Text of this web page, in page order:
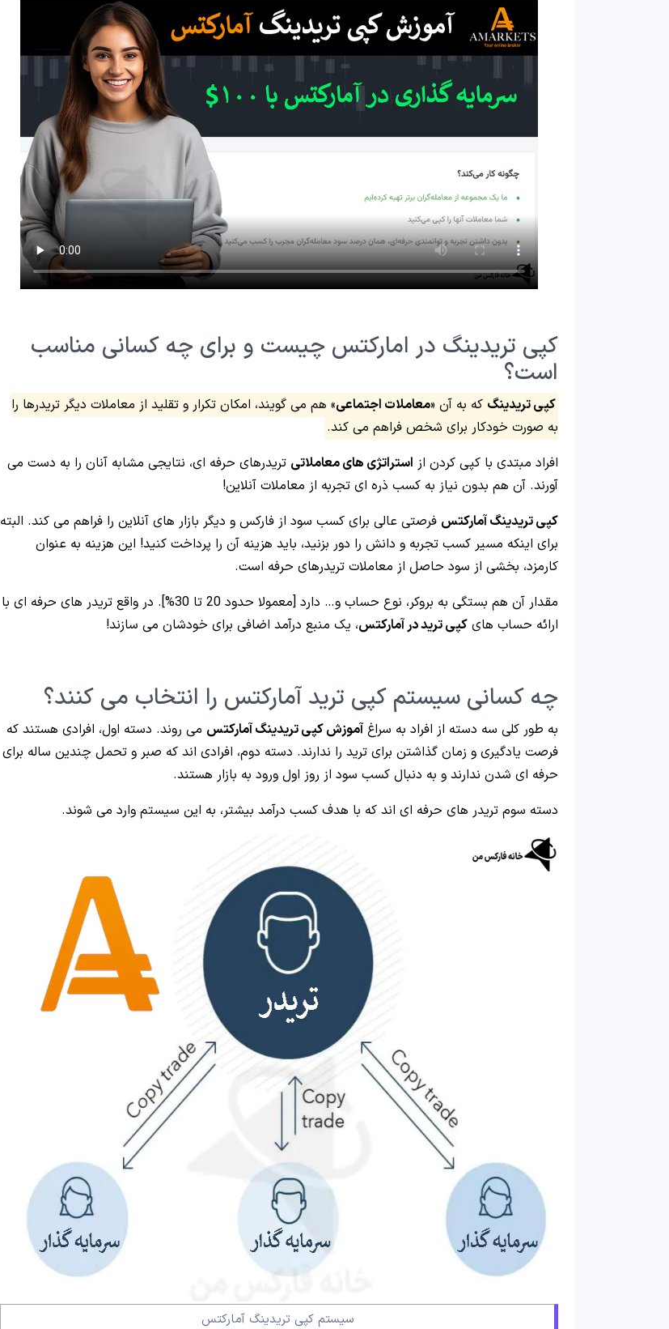
کپی تریدینگ در امارکتس چیست و برای چه کسانی مناسب
است؟
کپی تریدینگ که به آن «معاملات اجتماعی» هم می گویند، امکان تکرار و تقلید از معاملات دیگر تریدرها را
به صورت خودکار برای شخص فراهم می کند.
افراد مبتدی با کپی کردن از استراتژی های معاملاتی تریدرهای حرفه ای، نتایجی مشابه آنان را به دست می
آورند. آن هم بدون نیاز به کسب ذره ای تجربه از معاملات آنلاین!
کپی تریدینگ آمارکتس فرصتی عالی برای کسب سود از فارکس و دیگر بازار های آنلاین را فراهم می کند. البته
برای اینکه مسیر کسب تجربه و دانش را دور بزنید، باید هزینه آن را پرداخت کنید! این هزینه به عنوان
کارمزد، بخشی از سود حاصل از معاملات تریدرهای حرفه است.
مقدار آن هم بستگی به بروکر، نوع حساب و… دارد [معمولا حدود 20 تا 30%]. در واقع تریدر های حرفه ای با
ارائه حساب های کپی ترید در آمارکتس، یک منبع درآمد اضافی برای خودشان می سازند!
چه کسانی سیستم کپی ترید آمارکتس را انتخاب می کنند؟
به طور کلی سه دسته از افراد به سراغ آموزش کپی تریدینگ آمارکتس می روند. دسته اول، افرادی هستند که
فرصت یادگیری و زمان گذاشتن برای ترید را ندارند. دسته دوم، افرادی اند که صبر و تحمل چندین ساله برای
حرفه ای شدن ندارند و به دنبال کسب سود از روز اول ورود به بازار هستند.
دسته سوم تریدر های حرفه ای اند که با هدف کسب درآمد بیشتر، به این سیستم وارد می شوند.
سیستم کپی تریدینگ آمارکتس